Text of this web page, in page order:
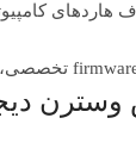
وسترن